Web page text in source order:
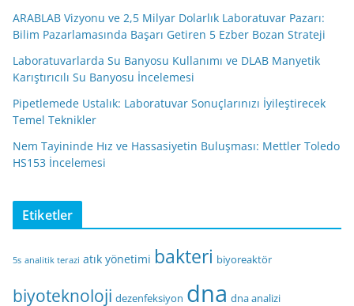
ARABLAB Vizyonu ve 2,5 Milyar Dolarlık Laboratuvar Pazarı:
Bilim Pazarlamasında Başarı Getiren 5 Ezber Bozan Strateji
Laboratuvarlarda Su Banyosu Kullanımı ve DLAB Manyetik
Karıştırıcılı Su Banyosu İncelemesi
Pipetlemede Ustalık: Laboratuvar Sonuçlarınızı İyileştirecek
Temel Teknikler
Nem Tayininde Hız ve Hassasiyetin Buluşması: Mettler Toledo
HS153 İncelemesi
Etiketler
5s analitik terazi atık yönetimi bakteri biyoreaktör
biyoteknoloji dezenfeksiyon dna dna analizi